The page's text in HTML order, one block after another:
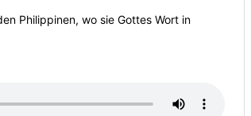
Philippinen, wo sie Gottes Wort in